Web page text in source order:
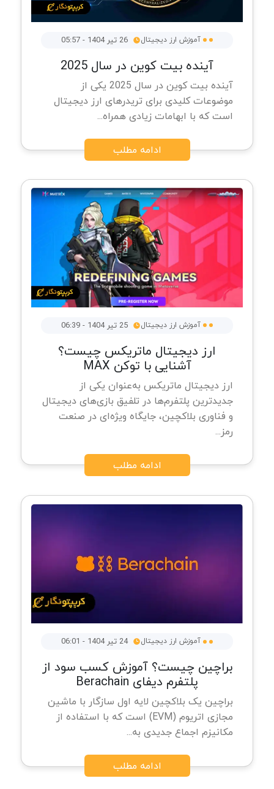
آموزش ارز دیجیتال
آینده بیت کوین در سال 2025
آینده بیت کوین در سال 2025 یکی از
موضوعات کلیدی برای تریدرهای ارز دیجیتال
است که با ابهامات زیادی همراه...
ادامه مطلب
آموزش ارز دیجیتال
ارز دیجیتال ماتریکس چیست؟
آشنایی با توکن MAX
ارز دیجیتال ماتریکس به‌عنوان یکی از
جدیدترین پلتفرم‌ها در تلفیق بازی‌های دیجیتال
و فناوری بلاکچین، جایگاه ویژه‌ای در صنعت
رمز...
ادامه مطلب
آموزش ارز دیجیتال 24 تیر 1404 - 06:01
براچین چیست؟ آموزش کسب سود از
پلتفرم دیفای Berachain
براچین یک بلاکچین لایه اول سازگار با ماشین
مجازی اتریوم (EVM) است که با استفاده از
مکانیزم اجماع جدیدی به...
ادامه مطلب